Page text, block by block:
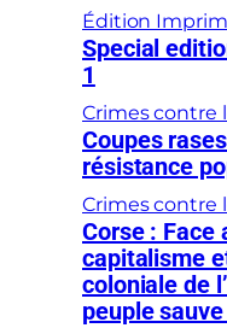
Édition
Special
1
Crimes contre
Coupes
résistance
Crimes contre
Corse : Face
capitalisme
coloniale de
peuple